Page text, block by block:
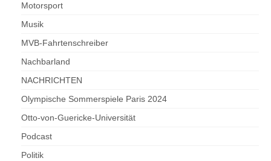
Motorsport
Musik
MVB-Fahrtenschreiber
Nachbarland
NACHRICHTEN
Olympische Sommerspiele Paris 2024
Otto-von-Guericke-Universität
Podcast
Politik